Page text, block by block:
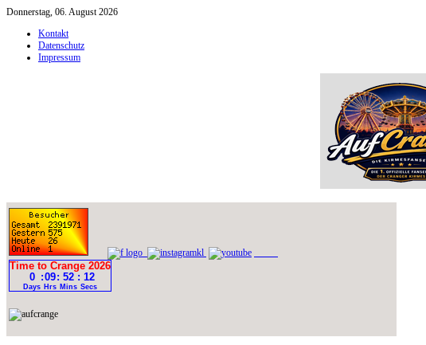
Donnerstag, 06. August 2026
Kontakt
Datenschutz
Impressum